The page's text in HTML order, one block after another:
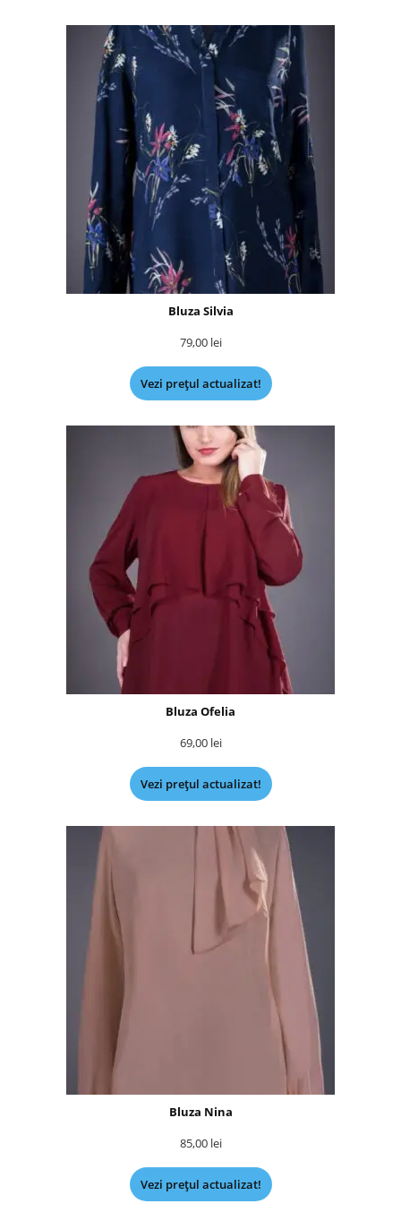
Bluza Silvia
79,00 lei
Vezi prețul actualizat!
Bluza Ofelia
69,00 lei
Vezi prețul actualizat!
Bluza Nina
85,00 lei
Vezi prețul actualizat!